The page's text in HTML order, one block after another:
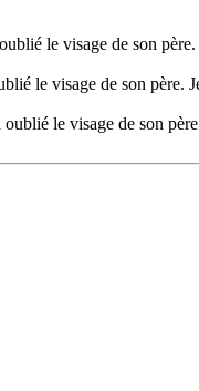
le visage de son
le visage de son père.
le visage de son